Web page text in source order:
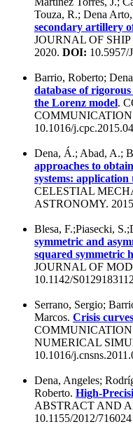
Touza, R.; Dena
secondary artillery
JOURNAL OF
2020. DOI: 10.5957/
Barrio, Roberto;
database of
the Lorenz model.
10.1016/
Dena, Á.; Abad, A.;
approaches to
systems:
CELESTIAL
ASTRONOMY.
Blesa, F.;Piasecki,
symmetric and
squared symmetric
JOURNAL OF
10.1142/
Serrano, Sergio;
Marcos. Crisis
NUMERICAL
10.1016/
Dena, Angeles;
Roberto. High-
ABSTRACT AND
10.1155/2012/716024